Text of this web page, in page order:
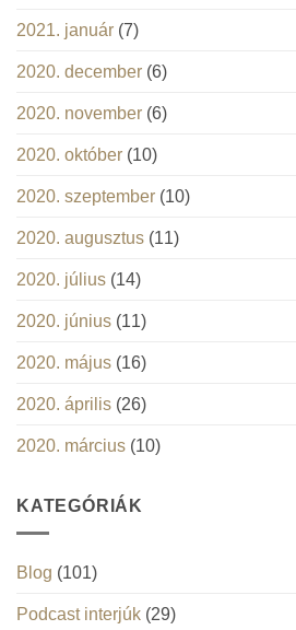
2021. január (7)
2020. december (6)
2020. november (6)
2020. október (10)
2020. szeptember (10)
2020. augusztus (11)
2020. július (14)
2020. június (11)
2020. május (16)
2020. április (26)
2020. március (10)
KATEGÓRIÁK
Blog (101)
Podcast interjúk (29)